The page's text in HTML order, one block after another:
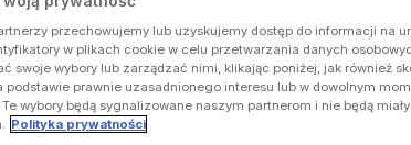
przechowujemy lub uzyskujemy dostęp do informacji na
w plikach cookie w celu przetwarzania danych
swoje wybory lub zarządzać nimi, klikając poniżej, jak również
podstawie prawnie uzasadnionego interesu lub w dowolnym
wybory będą sygnalizowane naszym partnerom i nie będą
Polityka prywatności